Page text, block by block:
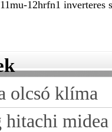
12hrfn1
olcsó klíma
hitachi